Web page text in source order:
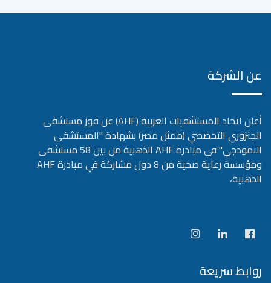
عن الشركة
أعلن اتحاد المستشفيات العربية (AHF) عن فوز مستشفى
الجنزوري التخصصي (ممثل مصر) بشهادة "المستشفى
النموذجي" في مبادرة AHF الذهبية من بين 58 مستشفى
ومؤسسة رعاية صحية من 8 دول مشاركة في مبادرة AHF
الذهبية،
روابط سريعة